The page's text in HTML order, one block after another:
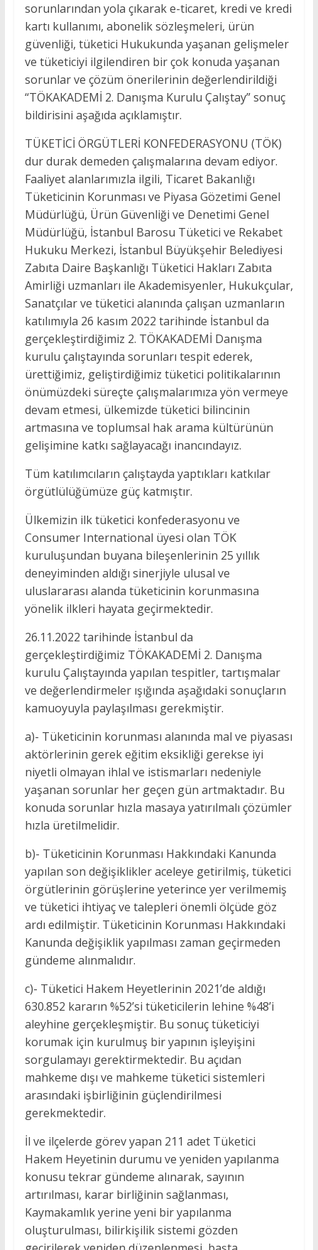
sorunlarından yola çıkarak e-ticaret, kredi ve kredi
kartı kullanımı, abonelik sözleşmeleri, ürün
güvenliği, tüketici Hukukunda yaşanan gelişmeler
ve tüketiciyi ilgilendiren bir çok konuda yaşanan
sorunlar ve çözüm önerilerinin değerlendirildiği
“TÖKAKADEMİ 2. Danışma Kurulu Çalıştay” sonuç
bildirisini aşağıda açıklamıştır.
TÜKETİCİ ÖRGÜTLERİ KONFEDERASYONU (TÖK)
dur durak demeden çalışmalarına devam ediyor.
Faaliyet alanlarımızla ilgili, Ticaret Bakanlığı
Tüketicinin Korunması ve Piyasa Gözetimi Genel
Müdürlüğü, Ürün Güvenliği ve Denetimi Genel
Müdürlüğü, İstanbul Barosu Tüketici ve Rekabet
Hukuku Merkezi, İstanbul Büyükşehir Belediyesi
Zabıta Daire Başkanlığı Tüketici Hakları Zabıta
Amirliği uzmanları ile Akademisyenler, Hukukçular,
Sanatçılar ve tüketici alanında çalışan uzmanların
katılımıyla 26 kasım 2022 tarihinde İstanbul da
gerçekleştirdiğimiz 2. TÖKAKADEMİ Danışma
kurulu çalıştayında sorunları tespit ederek,
ürettiğimiz, geliştirdiğimiz tüketici politikalarının
önümüzdeki süreçte çalışmalarımıza yön vermeye
devam etmesi, ülkemizde tüketici bilincinin
artmasına ve toplumsal hak arama kültürünün
gelişimine katkı sağlayacağı inancındayız.
Tüm katılımcıların çalıştayda yaptıkları katkılar
örgütlülüğümüze güç katmıştır.
Ülkemizin ilk tüketici konfederasyonu ve
Consumer International üyesi olan TÖK
kuruluşundan buyana bileşenlerinin 25 yıllık
deneyiminden aldığı sinerjiyle ulusal ve
uluslararası alanda tüketicinin korunmasına
yönelik ilkleri hayata geçirmektedir.
26.11.2022 tarihinde İstanbul da
gerçekleştirdiğimiz TÖKAKADEMİ 2. Danışma
kurulu Çalıştayında yapılan tespitler, tartışmalar
ve değerlendirmeler ışığında aşağıdaki sonuçların
kamuoyuyla paylaşılması gerekmiştir.
a)- Tüketicinin korunması alanında mal ve piyasası
aktörlerinin gerek eğitim eksikliği gerekse iyi
niyetli olmayan ihlal ve istismarları nedeniyle
yaşanan sorunlar her geçen gün artmaktadır. Bu
konuda sorunlar hızla masaya yatırılmalı çözümler
hızla üretilmelidir.
b)- Tüketicinin Korunması Hakkındaki Kanunda
yapılan son değişiklikler aceleye getirilmiş, tüketici
örgütlerinin görüşlerine yeterince yer verilmemiş
ve tüketici ihtiyaç ve talepleri önemli ölçüde göz
ardı edilmiştir. Tüketicinin Korunması Hakkındaki
Kanunda değişiklik yapılması zaman geçirmeden
gündeme alınmalıdır.
c)- Tüketici Hakem Heyetlerinin 2021’de aldığı
630.852 kararın %52’si tüketicilerin lehine %48’i
aleyhine gerçekleşmiştir. Bu sonuç tüketiciyi
korumak için kurulmuş bir yapının işleyişini
sorgulamayı gerektirmektedir. Bu açıdan
mahkeme dışı ve mahkeme tüketici sistemleri
arasındaki işbirliğinin güçlendirilmesi
gerekmektedir.
İl ve ilçelerde görev yapan 211 adet Tüketici
Hakem Heyetinin durumu ve yeniden yapılanma
konusu tekrar gündeme alınarak, sayının
artırılması, karar birliğinin sağlanması,
Kaymakamlık yerine yeni bir yapılanma
oluşturulması, bilirkişilik sistemi gözden